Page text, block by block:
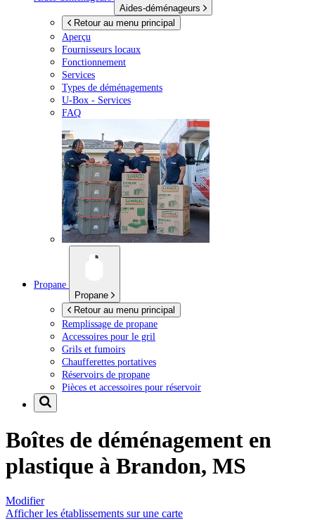
Aides-déménageurs
Retour au menu principal
Aperçu
Fournisseurs locaux
Fonctionnement
Services
Types de déménagements
U-Box - Services
FAQ
Propane
Propane
Retour au menu principal
Remplissage de propane
Accessoires pour le gril
Grils et fumoirs
Chaufferettes portatives
Réservoirs de propane
Pièces et accessoires pour réservoir
Boîtes de déménagement en
plastique à Brandon, MS
Modifier
Afficher les établissements sur une carte